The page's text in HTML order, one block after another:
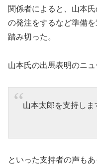
関係者によると、山本
の発注をするなど準備
踏み切った。
山本氏の出馬表明のニ
山本太郎を支持しま
といった支持者の声もあ